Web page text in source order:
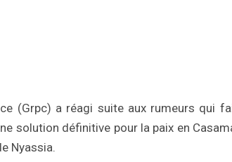
(Grpc) a réagi suite aux rumeurs qui
solution définitive pour la paix en
Nyassia.